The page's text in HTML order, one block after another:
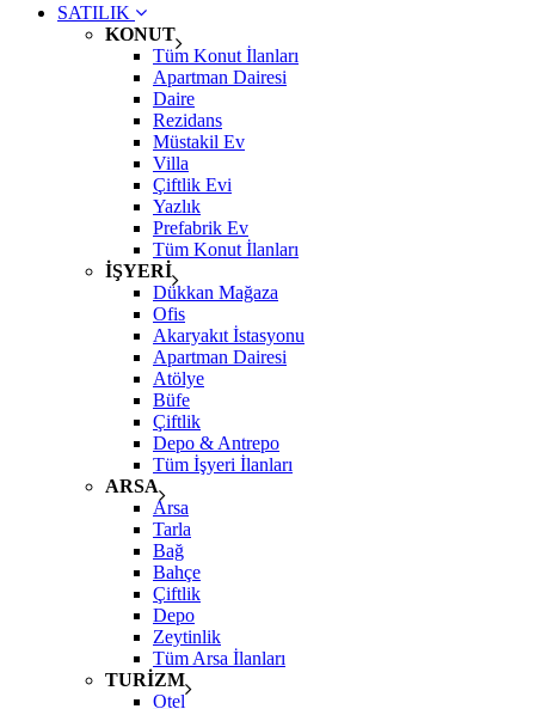
SATILIK
KONUT
Tüm Konut İlanları
Apartman Dairesi
Daire
Rezidans
Müstakil Ev
Villa
Çiftlik Evi
Yazlık
Prefabrik Ev
Tüm Konut İlanları
İŞYERİ
Dükkan Mağaza
Ofis
Akaryakıt İstasyonu
Apartman Dairesi
Atölye
Büfe
Çiftlik
Depo & Antrepo
Tüm İşyeri İlanları
ARSA
Arsa
Tarla
Bağ
Bahçe
Çiftlik
Depo
Zeytinlik
Tüm Arsa İlanları
TURİZM
Otel